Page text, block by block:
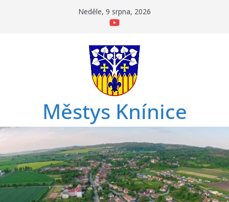
Neděle, 9 srpna, 2026
Městys Knínice